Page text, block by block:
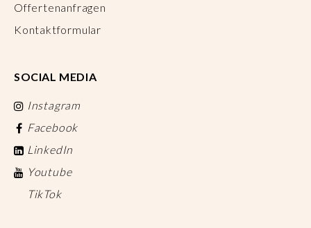
Offertenanfragen
Kontaktformular
SOCIAL MEDIA
Instagram
Facebook
LinkedIn
Youtube
TikTok